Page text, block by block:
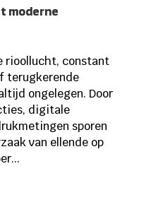
moderne
rioollucht, constant
terugkerende
ongelegen. Door
digitale
sporen
van ellende op